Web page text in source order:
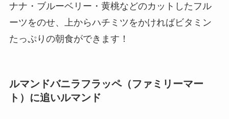
ナナ・ブルーベリー・黄桃などのカットしたフル
ーツをのせ、上からハチミツをかければビタミン
たっぷりの朝食ができます！
ルマンドバニラフラッペ（ファミリーマー
ト）に追いルマンド